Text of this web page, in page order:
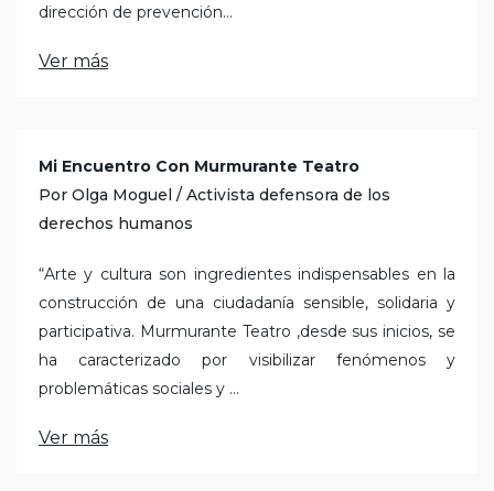
dirección de prevención...
Ver más
Mi Encuentro Con Murmurante Teatro
Por Olga Moguel / Activista defensora de los
derechos humanos
“Arte y cultura son ingredientes indispensables en la
construcción de una ciudadanía sensible, solidaria y
participativa. Murmurante Teatro ,desde sus inicios, se
ha caracterizado por visibilizar fenómenos y
problemáticas sociales y ...
Ver más